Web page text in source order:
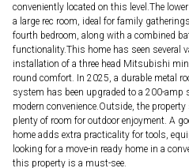
conveniently located on this level.The
a large rec room, ideal for family
fourth bedroom, along with a combined
functionality.This home has seen several
installation of a three head Mitsubishi
round comfort. In 2025, a durable metal
system has been upgraded to a 200-amp
modern convenience.Outside, the
plenty of room for outdoor enjoyment. A
home adds extra practicality for tools,
looking for a move-in ready home in a
this property is a must-see.